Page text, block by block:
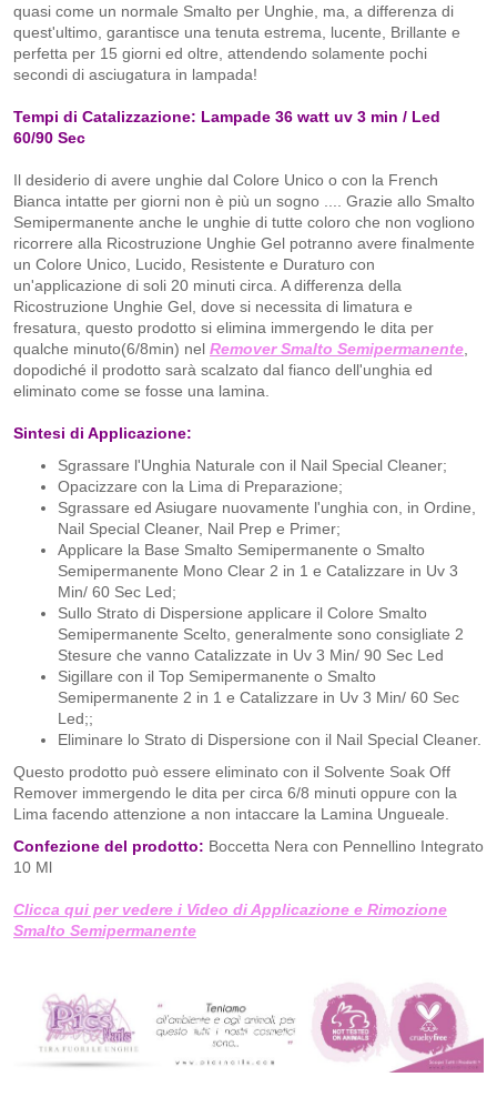
quasi come un normale Smalto per Unghie, ma, a differenza di
quest'ultimo, garantisce una tenuta estrema, lucente, Brillante e
perfetta per 15 giorni ed oltre, attendendo solamente pochi
secondi di asciugatura in lampada!
Tempi di Catalizzazione: Lampade 36 watt uv 3 min / Led
60/90 Sec
Il desiderio di avere unghie dal Colore Unico o con la French
Bianca intatte per giorni non è più un sogno .... Grazie allo Smalto
Semipermanente anche le unghie di tutte coloro che non vogliono
ricorrere alla Ricostruzione Unghie Gel potranno avere finalmente
un Colore Unico, Lucido, Resistente e Duraturo con
un'applicazione di soli 20 minuti circa. A differenza della
Ricostruzione Unghie Gel, dove si necessita di limatura e
fresatura, questo prodotto si elimina immergendo le dita per
qualche minuto(6/8min) nel Remover Smalto Semipermanente
dopodiché il prodotto sarà scalzato dal fianco dell'unghia ed
eliminato come se fosse una lamina.
Sintesi di Applicazione:
​Sgrassare l'Unghia Naturale con il Nail Special Cleaner;
Opacizzare con la Lima di Preparazione;
Sgrassare ed Asiugare nuovamente l'unghia con, in Ordine,
Nail Special Cleaner, Nail Prep e Primer;
Applicare la Base Smalto Semipermanente o Smalto
Semipermanente Mono Clear 2 in 1 e Catalizzare in Uv 3
Min/ 60 Sec Led;
Sullo Strato di Dispersione applicare il Colore Smalto
Semipermanente Scelto, generalmente sono consigliate 2
Stesure che vanno Catalizzate in Uv 3 Min/ 90 Sec Led
Sigillare con il Top Semipermanente o Smalto
Semipermanente 2 in 1 e Catalizzare in Uv 3 Min/ 60 Sec
Led;;
Eliminare lo Strato di Dispersione con il Nail Special Cleaner.
Questo prodotto può essere eliminato con il Solvente Soak Off
Remover immergendo le dita per circa 6/8 minuti oppure con la
Lima facendo attenzione a non intaccare la Lamina Ungueale.
​Confezione del prodotto: Boccetta Nera con Pennellino Integrato
10 Ml
Clicca qui per vedere i Video di Applicazione e Rimozione
Smalto Semipermanente